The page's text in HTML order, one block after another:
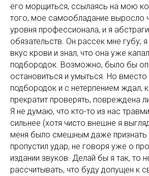
его морщиться, ссылаясь на мою
того, мое самообладание выросло
уровня профессионала, и я
обязательств. Он рассек мне губу;
вкус крови и знал, что она уже
подбородок. Возможно, было бы
остановиться и умыться. Но вместо
подбородок и с нетерпением ждал,
прекратит проверять, повреждена
Я не думаю, что кто-то из нас
сильнее (хотя чисто внешне я
меня было смешным даже признать
пропустил удар, не говоря уже о
издании звуков. Делай бы я так, то
рассчитывать, что буду допущен к